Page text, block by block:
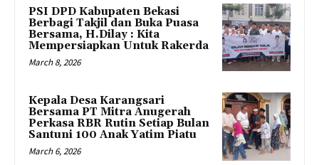
PSI DPD Kabupaten Bekasi
Berbagi Takjil dan Buka Puasa
Bersama, H.Dilay : Kita
Mempersiapkan Untuk Rakerda
March 8, 2026
Kepala Desa Karangsari
Bersama PT Mitra Anugerah
Perkasa RBR Rutin Setiap Bulan
Santuni 100 Anak Yatim Piatu
March 6, 2026